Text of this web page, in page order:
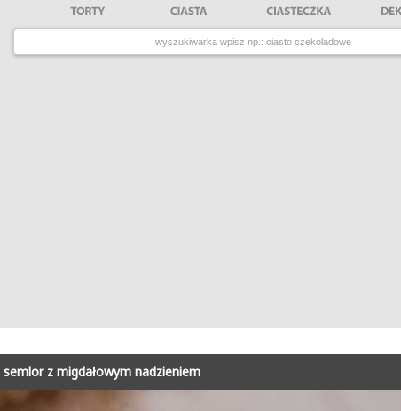
semlor z migdałowym nadzieniem